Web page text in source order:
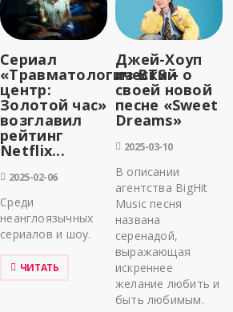
Сериал
«Травматологический
центр:
Золотой час»
возглавил
рейтинг
Netflix...
2025-02-06
Среди
неанглоязычных
сериалов и шоу.
ЧИТАТЬ
Джей-Хоуп
из BTS – о
своей новой
песне «Sweet
Dreams»
2025-03-10
В описании
агентства BigHit
Music песня
названа
серенадой,
выражающая
искреннее
желание любить и
быть любимым.